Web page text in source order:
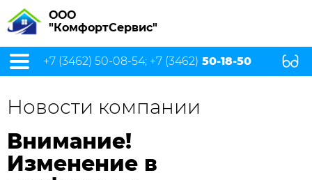
ООО
"КомфортСервис"
+7 (3462) 50-08-54; +7 (3462) 50-18-50
Новости компании
Внимание!
Изменение в